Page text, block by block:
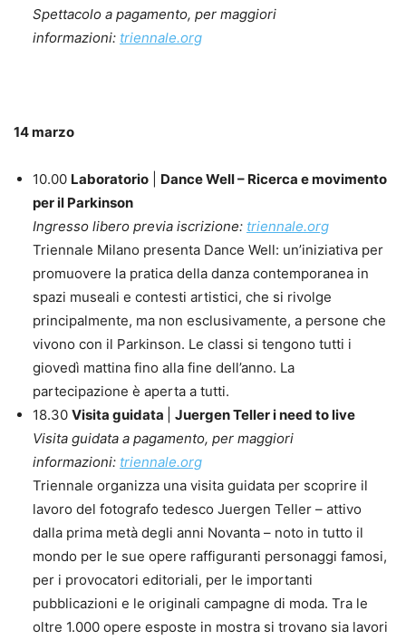
Spettacolo a pagamento, per maggiori
informazioni: triennale.org
14 marzo
10.00 Laboratorio
Dance Well – Ricerca e movimento
per il Parkinson
Ingresso libero previa iscrizione: triennale.org
Triennale Milano presenta Dance Well: un’iniziativa per
promuovere la pratica della danza contemporanea in
spazi museali e contesti artistici, che si rivolge
principalmente, ma non esclusivamente, a persone che
vivono con il Parkinson. Le classi si tengono tutti i
giovedì mattina fino alla fine dell’anno. La
partecipazione è aperta a tutti.
18.30 Visita guidata
Juergen Teller i need to live
Visita guidata a pagamento, per maggiori
informazioni: triennale.org
Triennale organizza una visita guidata per scoprire il
lavoro del fotografo tedesco Juergen Teller – attivo
dalla prima metà degli anni Novanta – noto in tutto il
mondo per le sue opere raffiguranti personaggi famosi,
per i provocatori editoriali, per le importanti
pubblicazioni e le originali campagne di moda. Tra le
oltre 1.000 opere esposte in mostra si trovano sia lavori